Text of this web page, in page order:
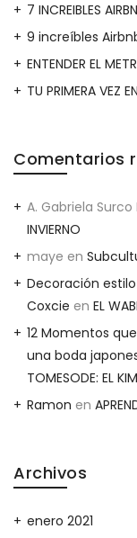
7 INCREIBLES
9 increíbles
ENTENDER EL
TU PRIMERA VEZ
Comentarios
A. Gabriela Surco
INVIERNO
maye en
Decoración
Coxcie en EL
12 Momentos
una boda
TOMESODE: EL
Ramon en
Archivos
enero 2021